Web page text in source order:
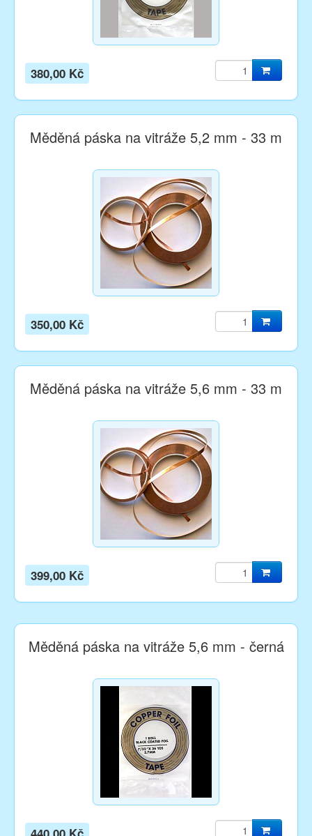
380,00 Kč
Měděná páska na vitráže 5,2 mm - 33 m
350,00 Kč
Měděná páska na vitráže 5,6 mm - 33 m
399,00 Kč
Měděná páska na vitráže 5,6 mm - černá